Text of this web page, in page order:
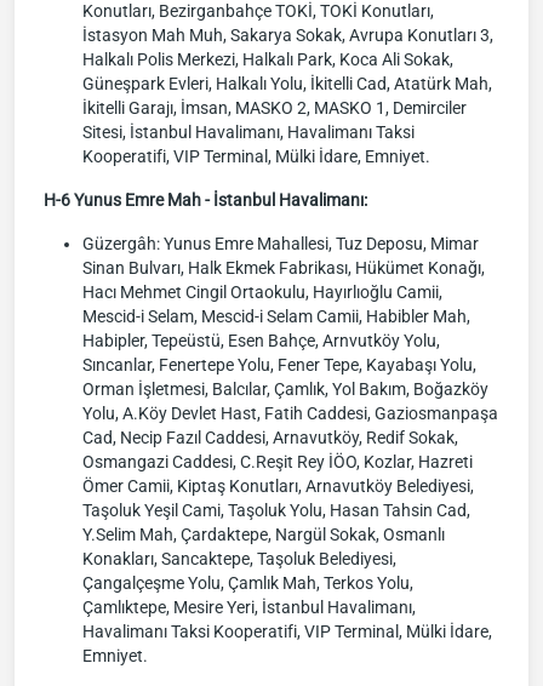
Konutları, Bezirganbahçe TOKİ, TOKİ Konutları,
İstasyon Mah Muh, Sakarya Sokak, Avrupa Konutları 3,
Halkalı Polis Merkezi, Halkalı Park, Koca Ali Sokak,
Güneşpark Evleri, Halkalı Yolu, İkitelli Cad, Atatürk Mah,
İkitelli Garajı, İmsan, MASKO 2, MASKO 1, Demirciler
Sitesi, İstanbul Havalimanı, Havalimanı Taksi
Kooperatifi, VIP Terminal, Mülki İdare, Emniyet.
H-6 Yunus Emre Mah - İstanbul Havalimanı:
Güzergâh: Yunus Emre Mahallesi, Tuz Deposu, Mimar
Sinan Bulvarı, Halk Ekmek Fabrikası, Hükümet Konağı,
Hacı Mehmet Cingil Ortaokulu, Hayırlıoğlu Camii,
Mescid-i Selam, Mescid-i Selam Camii, Habibler Mah,
Habipler, Tepeüstü, Esen Bahçe, Arnvutköy Yolu,
Sıncanlar, Fenertepe Yolu, Fener Tepe, Kayabaşı Yolu,
Orman İşletmesi, Balcılar, Çamlık, Yol Bakım, Boğazköy
Yolu, A.Köy Devlet Hast, Fatih Caddesi, Gaziosmanpaşa
Cad, Necip Fazıl Caddesi, Arnavutköy, Redif Sokak,
Osmangazi Caddesi, C.Reşit Rey İÖO, Kozlar, Hazreti
Ömer Camii, Kiptaş Konutları, Arnavutköy Belediyesi,
Taşoluk Yeşil Cami, Taşoluk Yolu, Hasan Tahsin Cad,
Y.Selim Mah, Çardaktepe, Nargül Sokak, Osmanlı
Konakları, Sancaktepe, Taşoluk Belediyesi,
Çangalçeşme Yolu, Çamlık Mah, Terkos Yolu,
Çamlıktepe, Mesire Yeri, İstanbul Havalimanı,
Havalimanı Taksi Kooperatifi, VIP Terminal, Mülki İdare,
Emniyet.